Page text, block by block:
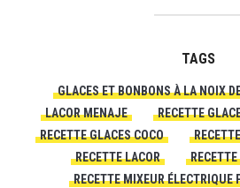
TAGS
GLACES ET BONBONS À LA NOIX
LACOR MENAJE
RECETTE
RECETTE GLACES COCO
RECETTE LACOR
RECETTE MIXEUR ÉLECTRIQUE